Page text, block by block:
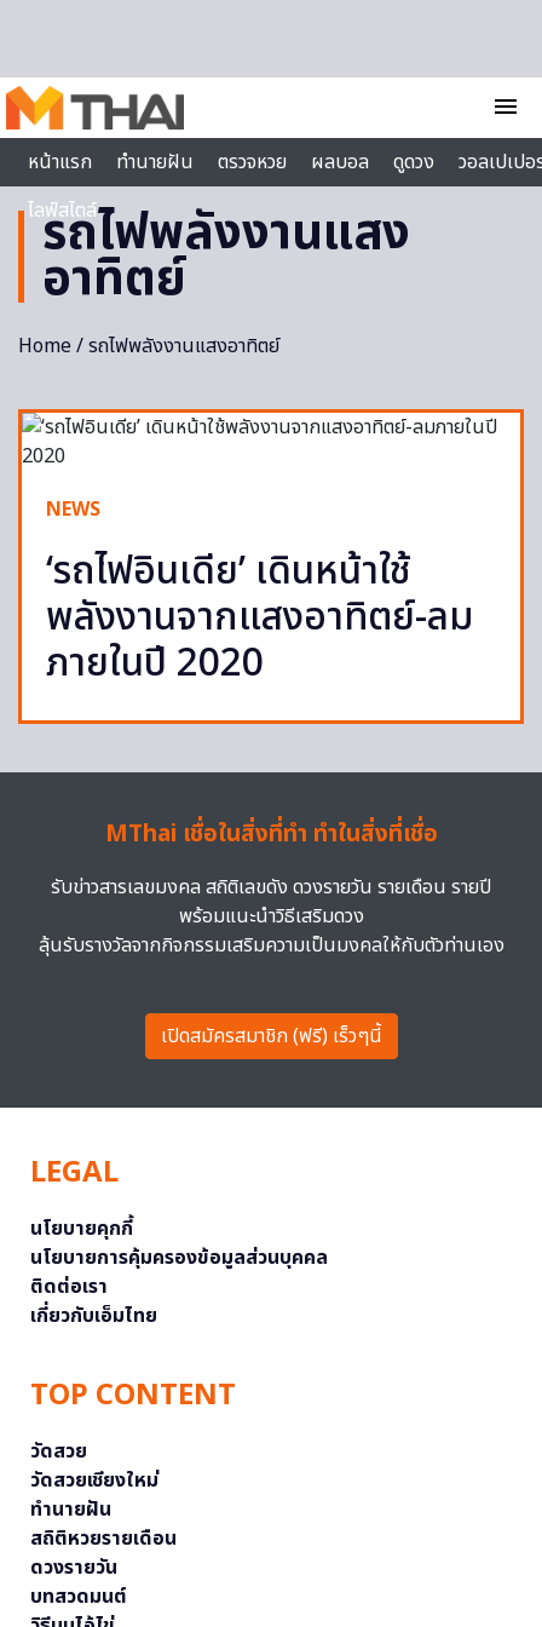
menu
หน้าแรก
ทำนายฝัน ตรวจหวย ผลบอล ดูดวง
วอลเปเป
ไลฟ์สไตล์
รถไฟพลังงานแสง
อาทิตย์
Home/ รถไฟพลังงานแสงอาทิตย์
NEWS
‘รถไฟอินเดีย’ เดินหน้าใช้
พลังงานจากแสงอาทิตย์-ลม
ภายในปี 2020
MThai เชื่อในสิ่งที่ทำ ทำในสิ่งที่เชื่อ
รับข่าวสารเลขมงคล สถิติเลขดัง ดวงรายวัน รายเดือน รายปี
พร้อมแนะนำวิธีเสริมดวง
ลุ้นรับรางวัลจากกิจกรรมเสริมความเป็นมงคลให้กับตัวท่านเอง
เปิดสมัครสมาชิก (ฟรี) เร็วๆนี้
LEGAL
นโยบายคุกกี้
นโยบายการคุ้มครองข้อมูลส่วนบุคคล
ติดต่อเรา
เกี่ยวกับเอ็มไทย
TOP CONTENT
วัดสวย
วัดสวยเชียงใหม่
ทำนายฝัน
สถิติหวยรายเดือน
ดวงรายวัน
บทสวดมนต์